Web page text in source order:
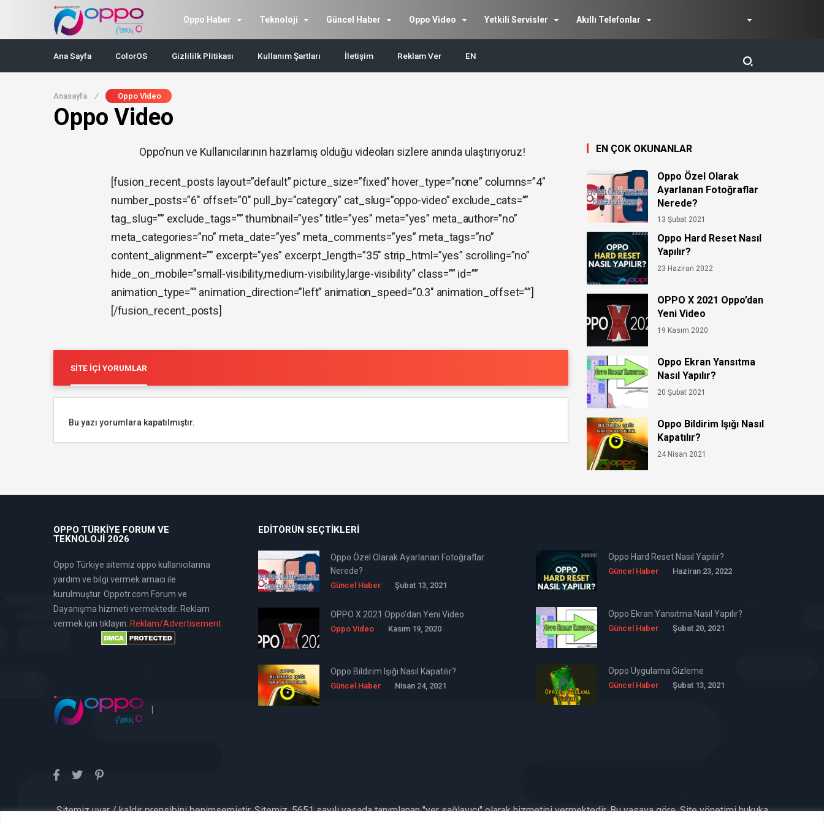
Oppo Haber Teknoloji Güncel Haber Oppo Video Yetkili Servisler Akıllı Telefonlar
Ana Sayfa ColorOS Gizlililk Plitikası Kullanım Şartları İletişim Reklam Ver EN
Anasayfa / Oppo Video
Oppo Video
Oppo’nun ve Kullanıcılarının hazırlamış olduğu videoları sizlere anında ulaştırıyoruz!
[fusion_recent_posts layout=”default” picture_size=”fixed” hover_type=”none” columns=”4″
number_posts=”6″ offset=”0″ pull_by=”category” cat_slug=”oppo-video” exclude_cats=””
tag_slug=”” exclude_tags=”” thumbnail=”yes” title=”yes” meta=”yes” meta_author=”no”
meta_categories=”no” meta_date=”yes” meta_comments=”yes” meta_tags=”no”
content_alignment=”” excerpt=”yes” excerpt_length=”35″ strip_html=”yes” scrolling=”no”
hide_on_mobile=”small-visibility,medium-visibility,large-visibility” class=”” id=””
animation_type=”” animation_direction=”left” animation_speed=”0.3″ animation_offset=””]
[/fusion_recent_posts]
SITE İÇI YORUMLAR
Bu yazı yorumlara kapatılmıştır.
EN ÇOK OKUNANLAR
Oppo Özel Olarak
Ayarlanan Fotoğraflar
Nerede?
13 Şubat 2021
Oppo Hard Reset Nasıl
Yapılır?
23 Haziran 2022
OPPO X 2021 Oppo’dan
Yeni Video
19 Kasım 2020
Oppo Ekran Yansıtma
Nasıl Yapılır?
20 Şubat 2021
Oppo Bildirim Işığı Nasıl
Kapatılır?
24 Nisan 2021
OPPO TÜRKIYE FORUM VE
TEKNOLOJI 2026
Oppo Türkiye sitemiz oppo kullanıcılarına
yardım ve bilgi vermek amacı ile
kurulmuştur. Oppotr.com Forum ve
Dayanışma hizmeti vermektedir. Reklam
vermek için tıklayın: Reklam/Advertisement
|
EDITÖRÜN SEÇTIKLERI
Oppo Özel Olarak Ayarlanan Fotoğraflar
Nerede?
Güncel Haber Şubat 13, 2021
Oppo Hard Reset Nasıl Yapılır?
Güncel Haber Haziran 23, 2022
OPPO X 2021 Oppo’dan Yeni Video
Oppo Video Kasım 19, 2020
Oppo Ekran Yansıtma Nasıl Yapılır?
Güncel Haber Şubat 20, 2021
Oppo Bildirim Işığı Nasıl Kapatılır?
Güncel Haber Nisan 24, 2021
Oppo Uygulama Gizleme
Güncel Haber Şubat 13, 2021
Sitemiz uyar / kaldır prensibini benimsemiştir. Sitemiz, 5651 sayılı yasada tanımlanan "yer sağlayıcı" olarak hizmetini vermektedir. Bu yasaya göre, Site yönetimi hukuka